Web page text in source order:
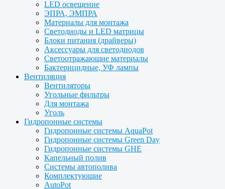
LED освещение
ЭПРА, ЭМПРА
Материалы для монтажа
Светодиоды и LED матрицы
Блоки питания (драйверы)
Аксессуары для светодиодов
Светоотражающие материалы
Бактерицидные, УФ лампы
Вентиляция
Вентиляторы
Угольные фильтры
Для монтажа
Уголь
Гидропонные системы
Гидропонные системы AquaPot
Гидропонные системы Green Day
Гидропонные системы GHE
Капельный полив
Системы автополива
Комплектующие
AutoPot